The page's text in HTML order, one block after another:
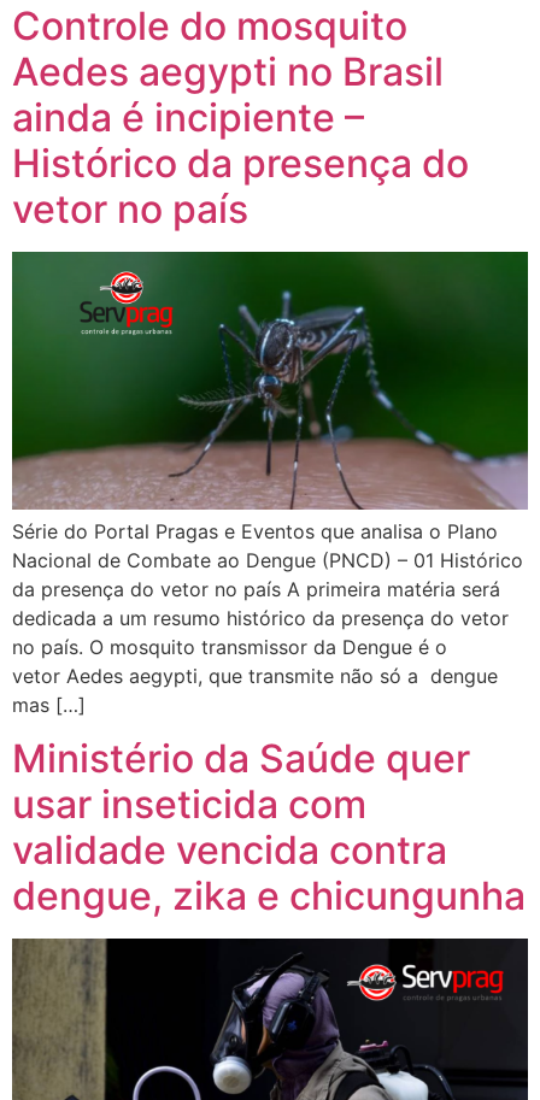
Controle do mosquito
Aedes aegypti no Brasil
ainda é incipiente –
Histórico da presença do
vetor no país
Série do Portal Pragas e Eventos que analisa o Plano
Nacional de Combate ao Dengue (PNCD) – 01 Histórico
da presença do vetor no país A primeira matéria será
dedicada a um resumo histórico da presença do vetor
no país. O mosquito transmissor da Dengue é o
vetor Aedes aegypti, que transmite não só a dengue
mas […]
Ministério da Saúde quer
usar inseticida com
validade vencida contra
dengue, zika e chicungunha